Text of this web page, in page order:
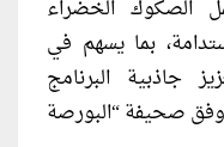
الصكوك الخضراء
بما يسهم في
جاذبية البرنامج